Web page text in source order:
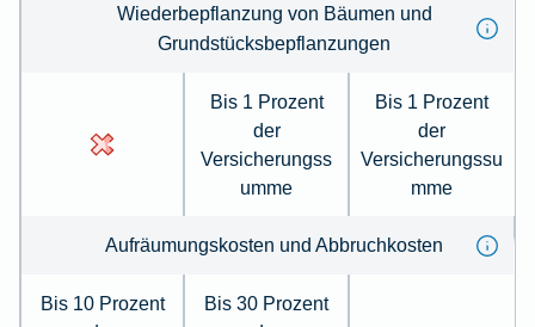
Wieder­be­pflanzung von Bäumen und
Grundstücksbepflanzungen
Bis 1 Prozent
der
Versicherungss
umme
Bis 1 Prozent
der
Versicherungssu
mme
Auf­räumungskosten und Ab­bruch­kosten
Bis 10 Prozent
Bis 30 Prozent